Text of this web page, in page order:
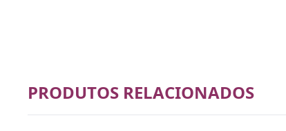
PRODUTOS RELACIONADOS